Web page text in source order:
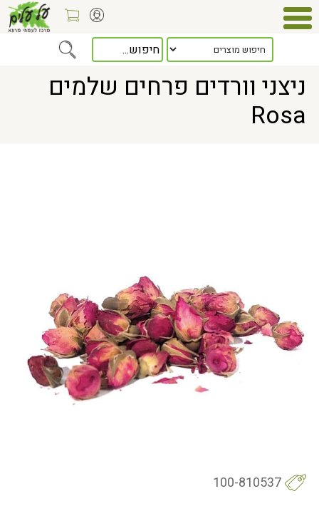
> ניצני וורדים פרחים שלמים Rosa
ניצני וורדים פרחים שלמים
Rosa
100-810537